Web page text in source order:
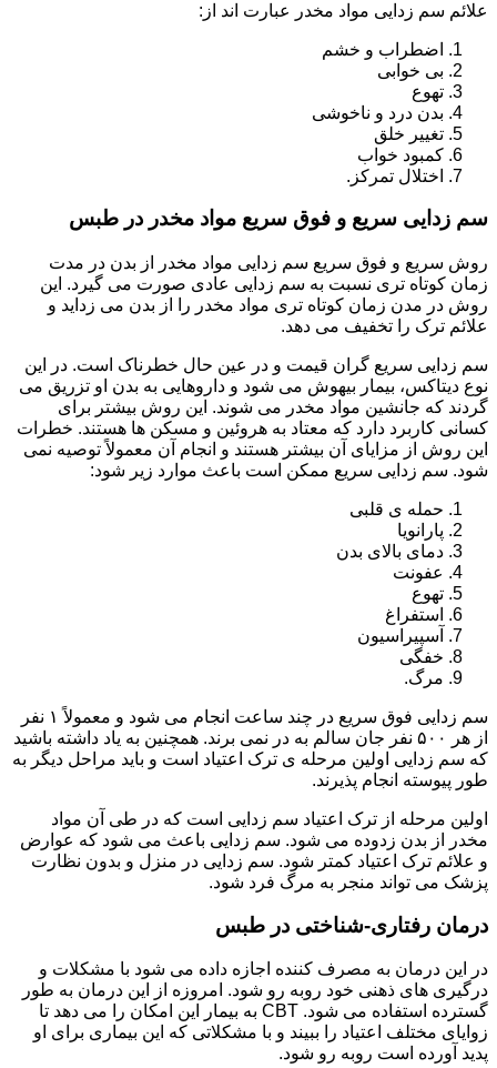
علائم سم زدایی مواد مخدر عبارت اند از:
اضطراب و خشم
بی خوابی
تهوع
بدن درد و ناخوشی
تغییر خلق
کمبود خواب
اختلال تمرکز.
سم زدایی سریع و فوق سریع مواد مخدر در طبس
روش سریع و فوق سریع سم زدایی مواد مخدر از بدن در مدت
زمان کوتاه تری نسبت به سم زدایی عادی صورت می گیرد. این
روش در مدن زمان کوتاه تری مواد مخدر را از بدن می زداید و
علائم ترک را تخفیف می دهد.
سم زدایی سریع گران قیمت و در عین حال خطرناک است. در این
نوع دیتاکس، بیمار بیهوش می شود و داروهایی به بدن او تزریق می
گردند که جانشین مواد مخدر می شوند. این روش بیشتر برای
کسانی کاربرد دارد که معتاد به هروئین و مسکن ها هستند. خطرات
این روش از مزایای آن بیشتر هستند و انجام آن معمولاً توصیه نمی
شود. سم زدایی سریع ممکن است باعث موارد زیر شود:
حمله ی قلبی
پارانویا
دمای بالای بدن
عفونت
تهوع
استفراغ
آسپیراسیون
خفگی
مرگ.
سم زدایی فوق سریع در چند ساعت انجام می شود و معمولاً ۱ نفر
از هر ۵۰۰ نفر جان سالم به در نمی برند. همچنین به یاد داشته باشید
که سم زدایی اولین مرحله ی ترک اعتیاد است و باید مراحل دیگر به
طور پیوسته انجام پذیرند.
اولین مرحله از ترک اعتیاد سم زدایی است که در طی آن مواد
مخدر از بدن زدوده می شود. سم زدایی باعث می شود که عوارض
و علائم ترک اعتیاد کمتر شود. سم زدایی در منزل و بدون نظارت
پزشک می تواند منجر به مرگ فرد شود.
درمان رفتاری-شناختی در طبس
در این درمان به مصرف کننده اجازه داده می شود با مشکلات و
درگیری های ذهنی خود روبه رو شود. امروزه از این درمان به طور
گسترده استفاده می شود. CBT به بیمار این امکان را می دهد تا
زوایای مختلف اعتیاد را ببیند و با مشکلاتی که این بیماری برای او
پدید آورده است روبه رو شود.